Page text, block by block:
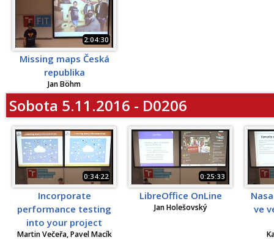
2:04:30
Missing maps Česká
republika
Jan Böhm
Sobota 5.11.2016 - D0206
0:34:22
Incorporate
performance testing
into your project
Martin Večeřa, Pavel Macík
0:25:33
LibreOffice OnLine
Jan Holešovský
ve